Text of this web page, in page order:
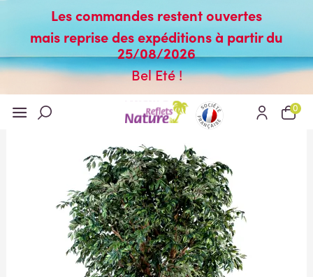
Les commandes restent ouvertes
mais reprise des expéditions à partir du
25/08/2026
Bel Eté !
0